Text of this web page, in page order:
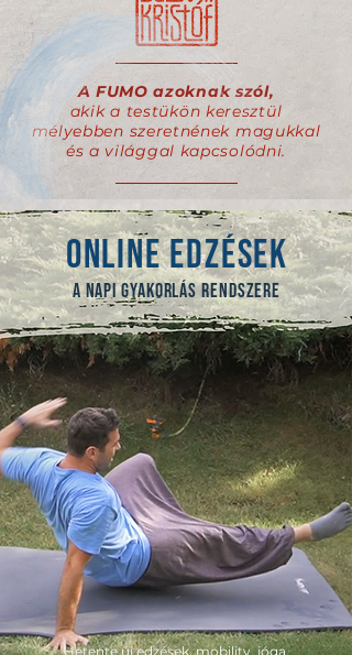
A FUMO azoknak szól,
akik a testükön keresztül
mélyebben szeretnének magukkal
és a világgal kapcsolódni.
ONLINE EDZÉSEK
A NAPI GYAKORLÁS RENDSZERE
Hetente új edzések, mobility, jóga,